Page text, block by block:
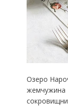
Озеро
жемчужина